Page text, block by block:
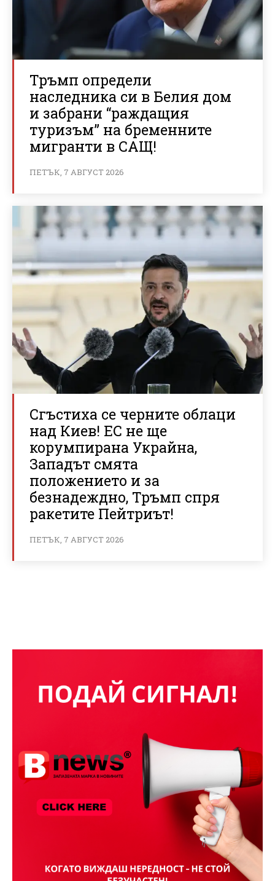
Тръмп определи
наследника си в Белия дом
и забрани “раждащия
туризъм” на бременните
мигранти в САЩ!
ПЕТЪК, 7 АВГУСТ 2026
Сгъстиха се черните облаци
над Киев! ЕС не ще
корумпирана Украйна,
Западът смята
положението и за
безнадеждно, Тръмп спря
ракетите Пейтриът!
ПЕТЪК, 7 АВГУСТ 2026